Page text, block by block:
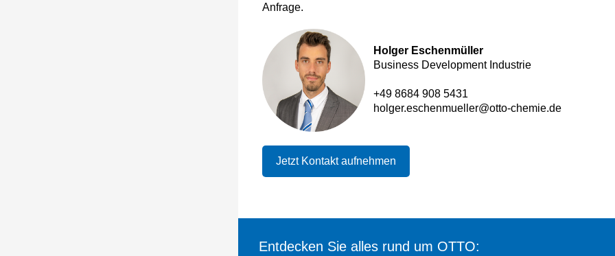
Anfrage.
Holger Eschenmüller
Business Development Industrie
+49 8684 908 5431
holger.eschenmueller@otto-chemie.de
Jetzt Kontakt aufnehmen
Entdecken Sie alles rund um OTTO: